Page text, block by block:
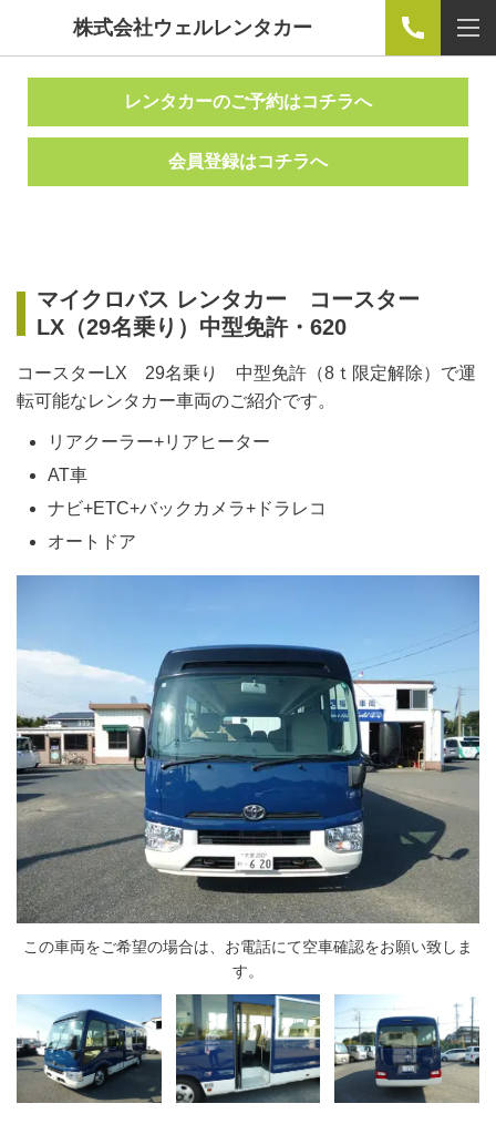
株式会社ウェルレンタカー
レンタカーのご予約はコチラへ
会員登録はコチラへ
マイクロバス レンタカー コースター
LX（29名乗り）中型免許・620
コースターLX 29名乗り 中型免許（8ｔ限定解除）で運
転可能なレンタカー車両のご紹介です。
リアクーラー+リアヒーター
AT車
ナビ+ETC+バックカメラ+ドラレコ
オートドア
この車両をご希望の場合は、お電話にて空車確認をお願い致しま
す。